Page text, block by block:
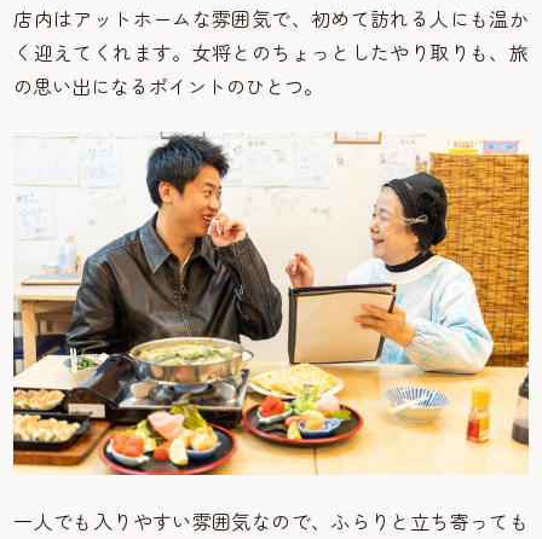
店内はアットホームな雰囲気で、初めて訪れる人にも温か
く迎えてくれます。女将とのちょっとしたやり取りも、旅
の思い出になるポイントのひとつ。
一人でも入りやすい雰囲気なので、ふらりと立ち寄っても